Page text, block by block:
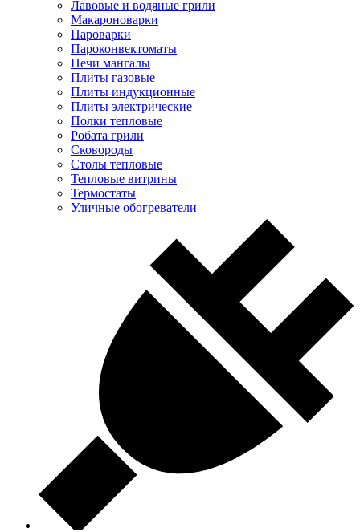
Лавовые и водяные грили
Макароноварки
Пароварки
Пароконвектоматы
Печи мангалы
Плиты газовые
Плиты индукционные
Плиты электрические
Полки тепловые
Робата грили
Сковороды
Столы тепловые
Тепловые витрины
Термостаты
Уличные обогреватели